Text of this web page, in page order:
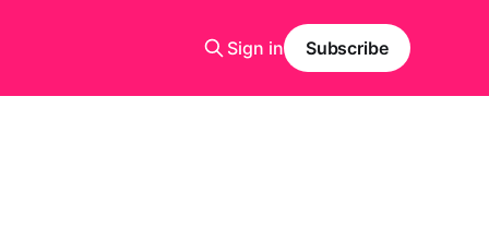
Sign in Subscribe